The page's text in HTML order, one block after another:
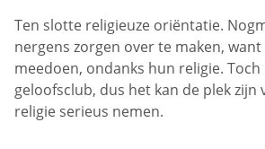
Ten slotte religieuze oriëntatie.
nergens zorgen over te maken,
meedoen, ondanks hun religie. Toch
geloofsclub, dus het kan de plek zijn
religie serieus nemen.